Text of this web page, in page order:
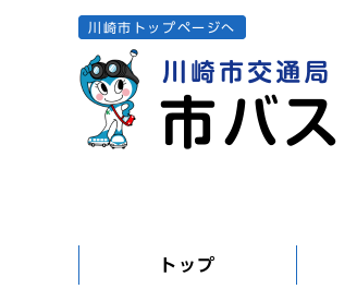
川崎市トップページへ
トップ